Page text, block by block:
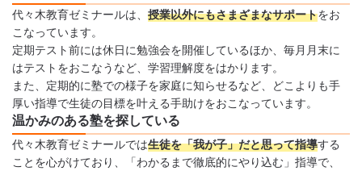
代々木教育ゼミナールは、 授業以外にもさまざまなサポートをお
こなっています。
定期テスト前には休日に勉強会を開催しているほか、毎月月末に
はテストをおこなうなど、学習理解度をはかります。
また、定期的に塾での様子を家庭に知らせるなど、どこよりも手
厚い指導で生徒の目標を叶える手助けをおこなっています。
温かみのある塾を探している
代々木教育ゼミナールでは生徒を「我が子」だと思って指導する
ことを心がけており、「わかるまで徹底的にやり込む」指導で、